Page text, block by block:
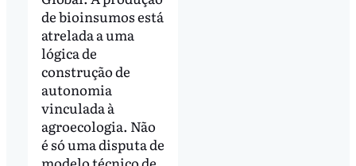
de bioinsumos está
atrelada a uma
lógica de
construção de
autonomia
vinculada à
agroecologia. Não
é só uma disputa de